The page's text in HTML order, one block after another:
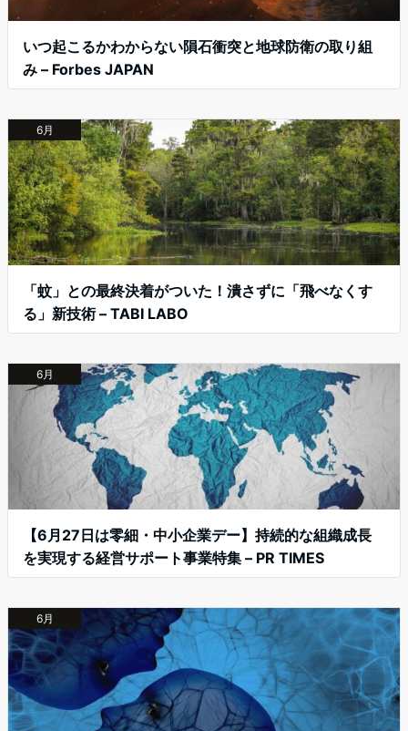
いつ起こるかわからない隕石衝突と地球防衛の取り組
み – Forbes JAPAN
6月
「蚊」との最終決着がついた！潰さずに「飛べなくす
る」新技術 – TABI LABO
6月
【6月27日は零細・中小企業デー】持続的な組織成長
を実現する経営サポート事業特集 – PR TIMES
6月